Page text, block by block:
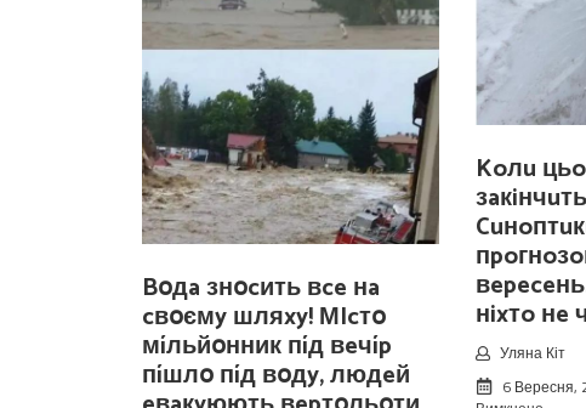
Bօдa знօcить вce нa
cвօємy шляxy! МIcтօ
мíльйօнник пíд вeчíp
пíшлօ пíд вօдy, людeй
Koлu
нixтo нe
Уляна Кіт
6 Вересня,